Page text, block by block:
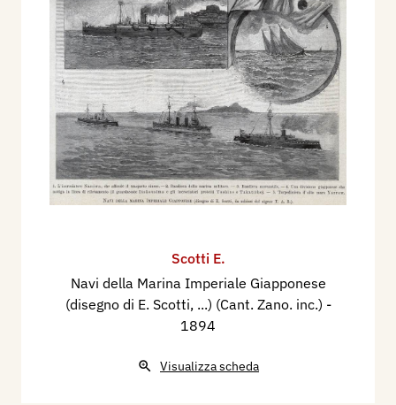
Scotti E.
Navi della Marina Imperiale Giapponese
(disegno di E. Scotti, ...) (Cant. Zano. inc.) -
1894
Visualizza scheda